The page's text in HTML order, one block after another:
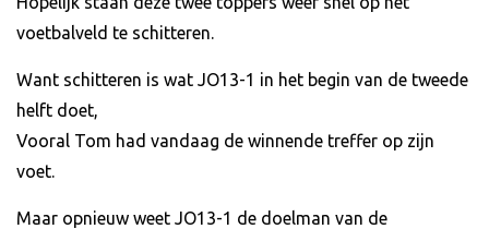
voetbalveld te schitteren.
Want schitteren is wat JO13-1 in het begin van de tweede
helft doet,
Vooral Tom had vandaag de winnende treffer op zijn
voet.
Maar opnieuw weet JO13-1 de doelman van de